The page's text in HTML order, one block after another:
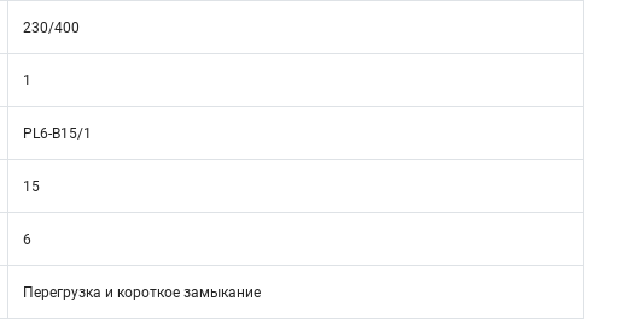
230/400
1
PL6-B15/1
15
6
Перегрузка и короткое замыкание